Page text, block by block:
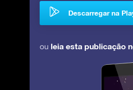
Descarregar na
ou leia esta publicação